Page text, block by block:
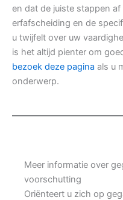
en dat de juiste stappen
erfafscheiding en de
u twijfelt over uw
is het altijd pienter om
bezoek deze pagina als u
onderwerp.
Meer informatie over
voorschutting
Oriënteert u zich op